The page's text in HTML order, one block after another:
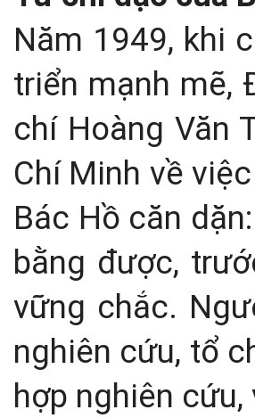
Năm 1949, khi
triển mạnh mẽ,
chí Hoàng Văn
Chí Minh về
Bác Hồ căn
bằng được,
vững chắc.
nghiên cứu, tổ
hợp nghiên